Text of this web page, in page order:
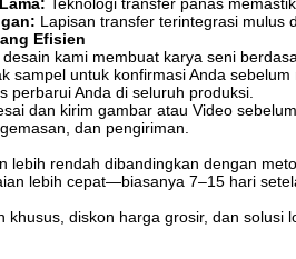
Lapisan transfer terintegrasi mulus
Efisien
desain kami membuat karya seni
sampel untuk konfirmasi Anda sebelum
perbarui Anda di seluruh produksi.
dan kirim gambar atau Video
dan pengiriman.
lebih rendah dibandingkan dengan
lebih cepat—biasanya 7–15 hari
khusus, diskon harga grosir, dan solusi